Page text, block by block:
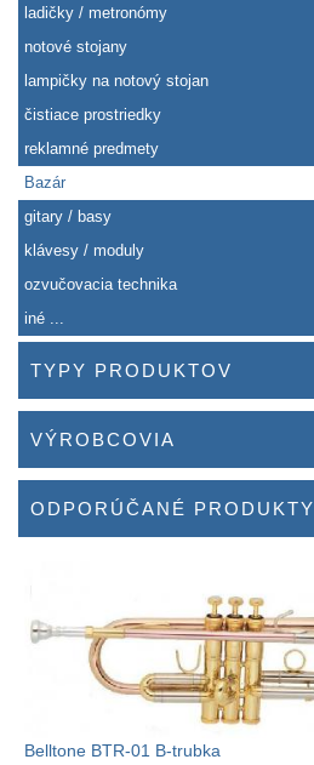
ladičky / metronómy
notové stojany
lampičky na notový stojan
čistiace prostriedky
reklamné predmety
Bazár
gitary / basy
klávesy / moduly
ozvučovacia technika
iné ...
TYPY PRODUKTOV
VÝROBCOVIA
ODPORÚČANÉ PRODUKTY
Belltone BTR-01 B-trubka